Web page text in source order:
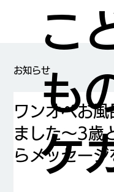
こ
も
ケ
ワンオペお
ました～3歳
らメッセージ
​お知らせ